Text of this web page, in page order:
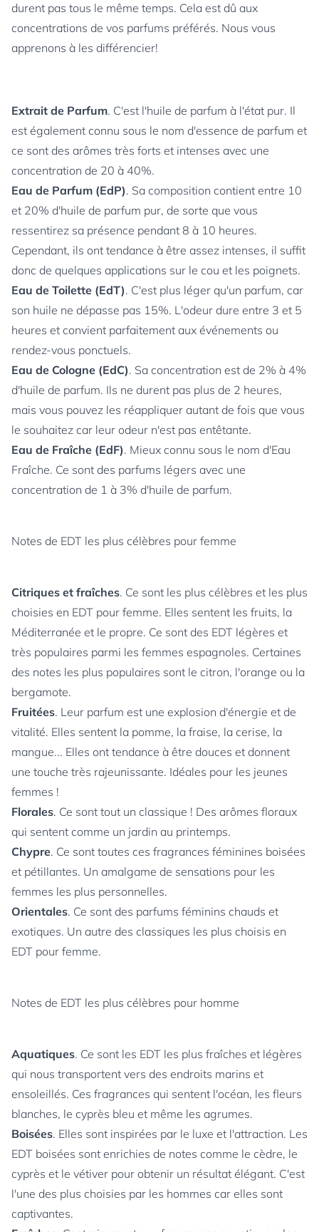
durent pas tous le même temps. Cela est dû aux
concentrations de vos parfums préférés. Nous vous
apprenons à les différencier!
Extrait de Parfum. C'est l'huile de parfum à l'état pur. Il
est également connu sous le nom d'essence de parfum et
ce sont des arômes très forts et intenses avec une
concentration de 20 à 40%.
Eau de Parfum (EdP). Sa composition contient entre 10
et 20% d'huile de parfum pur, de sorte que vous
ressentirez sa présence pendant 8 à 10 heures.
Cependant, ils ont tendance à être assez intenses, il suffit
donc de quelques applications sur le cou et les poignets.
Eau de Toilette (EdT). C'est plus léger qu'un parfum, car
son huile ne dépasse pas 15%. L'odeur dure entre 3 et 5
heures et convient parfaitement aux événements ou
rendez-vous ponctuels.
Eau de Cologne (EdC). Sa concentration est de 2% à 4%
d'huile de parfum. Ils ne durent pas plus de 2 heures,
mais vous pouvez les réappliquer autant de fois que vous
le souhaitez car leur odeur n'est pas entêtante.
Eau de Fraîche (EdF). Mieux connu sous le nom d'Eau
Fraîche. Ce sont des parfums légers avec une
concentration de 1 à 3% d'huile de parfum.
Notes de EDT les plus célèbres pour femme
Citriques et fraîches. Ce sont les plus célèbres et les plus
choisies en EDT pour femme. Elles sentent les fruits, la
Méditerranée et le propre. Ce sont des EDT légères et
très populaires parmi les femmes espagnoles. Certaines
des notes les plus populaires sont le citron, l'orange ou la
bergamote.
Fruitées. Leur parfum est une explosion d'énergie et de
vitalité. Elles sentent la pomme, la fraise, la cerise, la
mangue... Elles ont tendance à être douces et donnent
une touche très rajeunissante. Idéales pour les jeunes
femmes !
Florales. Ce sont tout un classique ! Des arômes floraux
qui sentent comme un jardin au printemps.
Chypre. Ce sont toutes ces fragrances féminines boisées
et pétillantes. Un amalgame de sensations pour les
femmes les plus personnelles.
Orientales. Ce sont des parfums féminins chauds et
exotiques. Un autre des classiques les plus choisis en
EDT pour femme.
Notes de EDT les plus célèbres pour homme
Aquatiques. Ce sont les EDT les plus fraîches et légères
qui nous transportent vers des endroits marins et
ensoleillés. Ces fragrances qui sentent l'océan, les fleurs
blanches, le cyprès bleu et même les agrumes.
Boisées. Elles sont inspirées par le luxe et l'attraction. Les
EDT boisées sont enrichies de notes comme le cèdre, le
cyprès et le vétiver pour obtenir un résultat élégant. C'est
l'une des plus choisies par les hommes car elles sont
captivantes.